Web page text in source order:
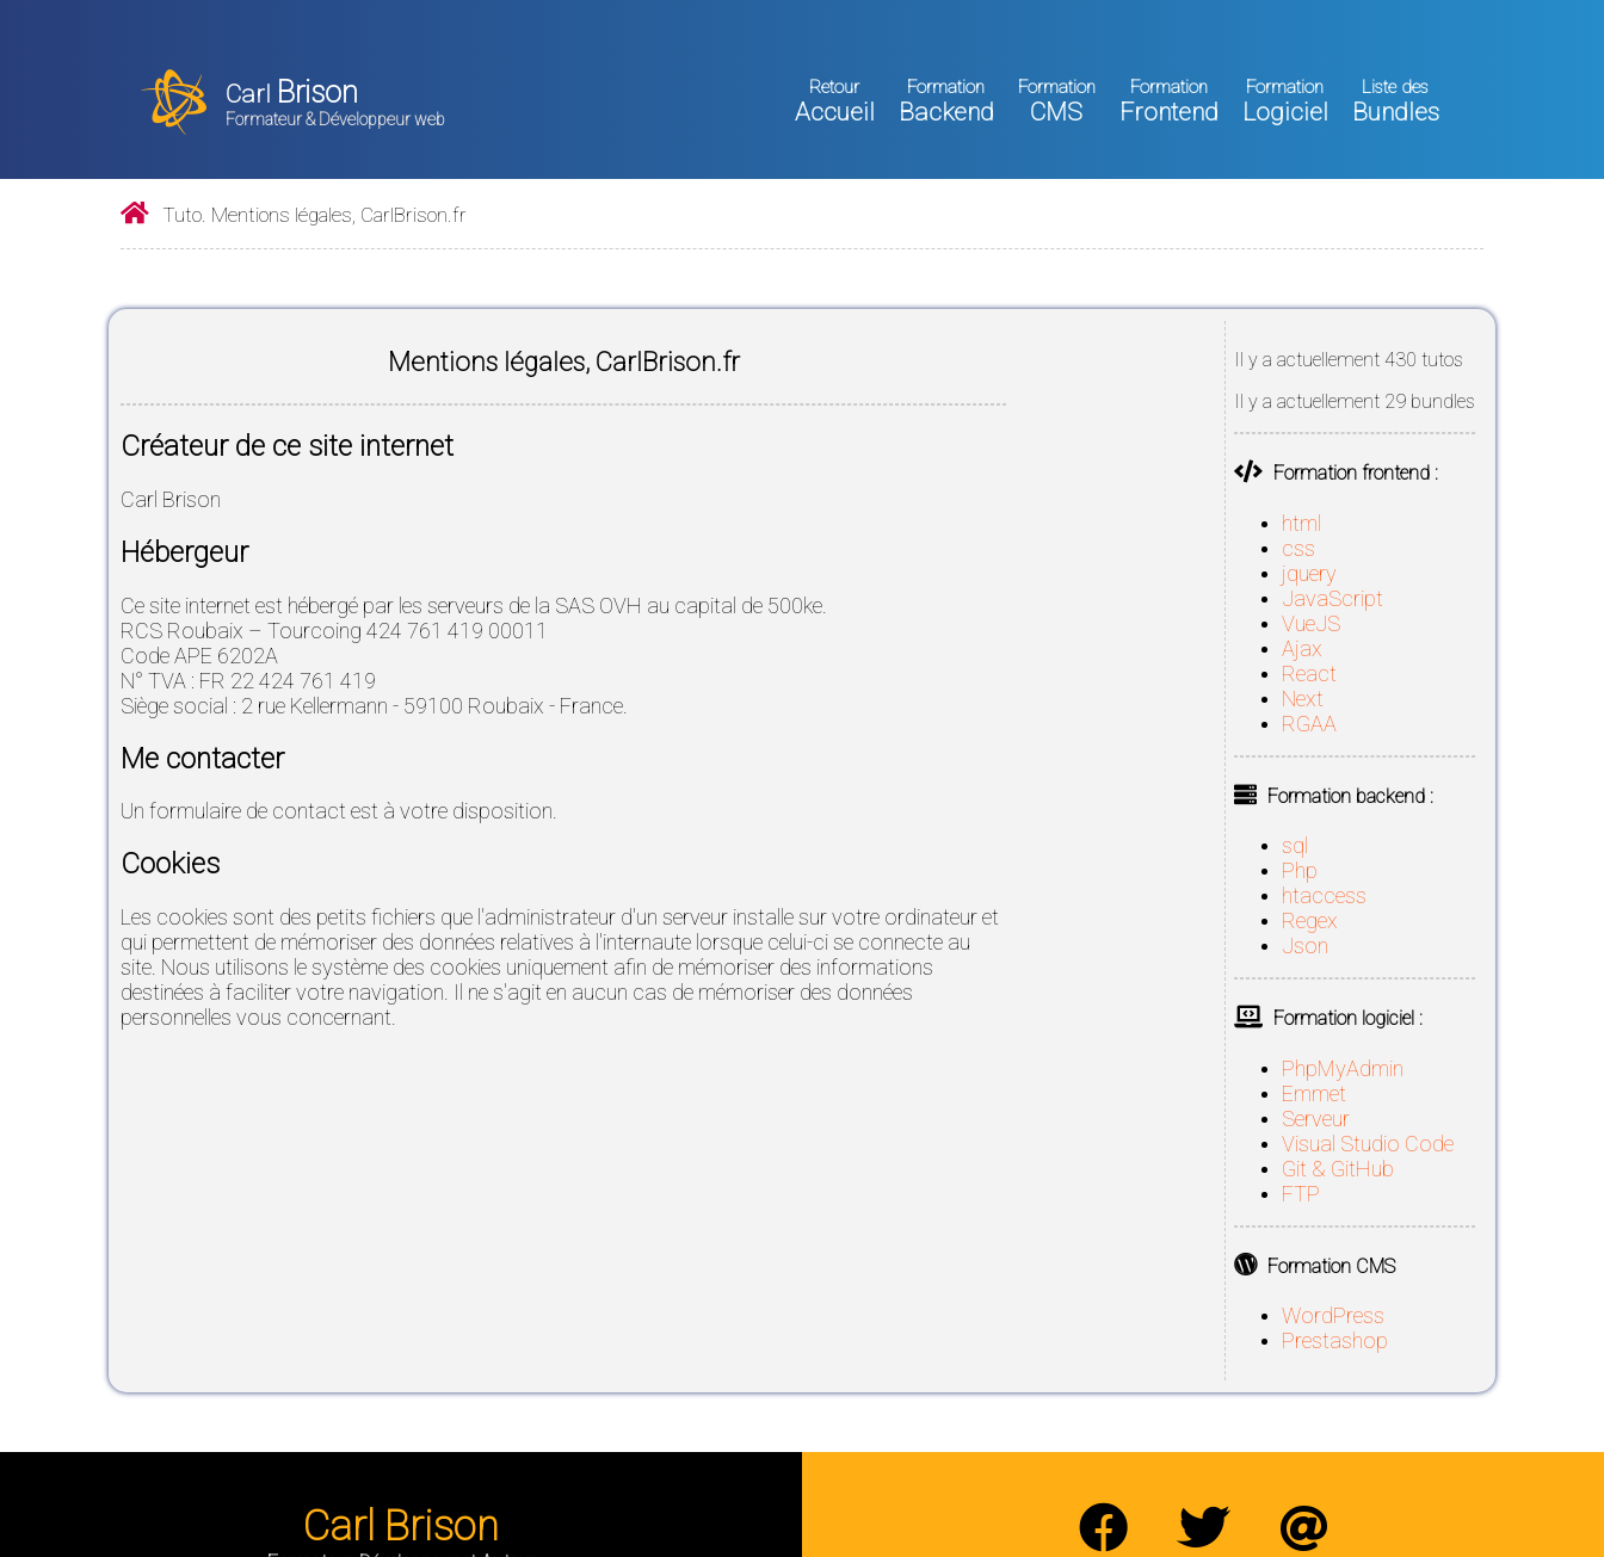
Carl Brison
Formateur & Développeur web
Retour
Accueil
Formation
Backend
Formation
CMS
Formation
Frontend
Formation
Logiciel
Liste des
Bundles
Tuto. Mentions légales, CarlBrison.fr
Mentions légales, CarlBrison.fr
Créateur de ce site internet
Carl Brison
Hébergeur
Ce site internet est hébergé par les serveurs de la SAS OVH au capital de 500ke.
RCS Roubaix – Tourcoing 424 761 419 00011
Code APE 6202A
N° TVA : FR 22 424 761 419
Siège social : 2 rue Kellermann - 59100 Roubaix - France.
Me contacter
Un formulaire de contact est à votre disposition.
Cookies
Les cookies sont des petits fichiers que l'administrateur d'un serveur installe sur votre ordinateur et
qui permettent de mémoriser des données relatives à l'internaute lorsque celui-ci se connecte au
site. Nous utilisons le système des cookies uniquement afin de mémoriser des informations
destinées à faciliter votre navigation. Il ne s'agit en aucun cas de mémoriser des données
personnelles vous concernant.
Il y a actuellement 430 tutos
Il y a actuellement 29 bundles
Formation frontend :
html
css
jquery
JavaScript
VueJS
Ajax
React
Next
RGAA
Formation backend :
sql
Php
htaccess
Regex
Json
Formation logiciel :
PhpMyAdmin
Emmet
Serveur
Visual Studio Code
Git & GitHub
FTP
Formation CMS
WordPress
Prestashop
Carl Brison